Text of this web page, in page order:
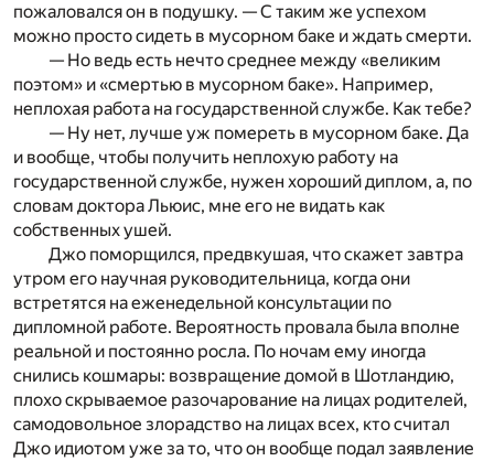
пожаловался он в подушку. — С таким же успехом
можно просто сидеть в мусорном баке и ждать смерти.
— Но ведь есть нечто среднее между «великим
поэтом» и «смертью в мусорном баке». Например,
неплохая работа на государственной службе. Как тебе?
— Ну нет, лучше уж помереть в мусорном баке. Да
и вообще, чтобы получить неплохую работу на
государственной службе, нужен хороший диплом, а, по
словам доктора Льюис, мне его не видать как
собственных ушей.
Джо поморщился, предвкушая, что скажет завтра
утром его научная руководительница, когда они
встретятся на еженедельной консультации по
дипломной работе. Вероятность провала была вполне
реальной и постоянно росла. По ночам ему иногда
снились кошмары: возвращение домой в Шотландию,
плохо скрываемое разочарование на лицах родителей,
самодовольное злорадство на лицах всех, кто считал
Джо идиотом уже за то, что он вообще подал заявление